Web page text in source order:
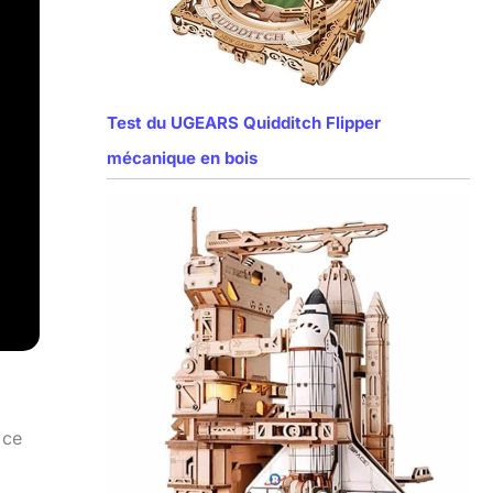
Test du UGEARS Quidditch Flipper
mécanique en bois